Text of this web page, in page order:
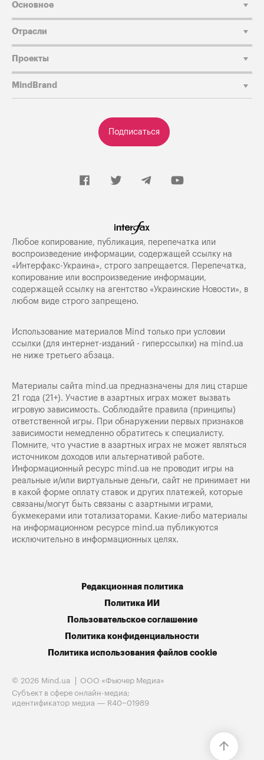
Подписаться
Основное
Отрасли
Проекты
MindBrand
Любое копирование, публикация, перепечатка или
воспроизведение информации, содержащей ссылку на
«Интерфакс-Украина», строго запрещается. Перепечатка,
копирование или воспроизведение информации,
содержащей ссылку на агентство «Украинские Новости», в
любом виде строго запрещено.
Использование материалов Mind только при условии
ссылки (для интернет-изданий - гиперссылки) на mind.ua
не ниже третьего абзаца.
Материалы сайта mind.ua предназначены для лиц старше
21 года (21+). Участие в азартных играх может вызвать
игровую зависимость. Соблюдайте правила (принципы)
ответственной игры. При обнаружении первых признаков
зависимости немедленно обратитесь к специалисту.
Помните, что участие в азартных играх не может являться
источником доходов или альтернативой работе.
Информационный ресурс mind.ua не проводит игры на
реальные и/или виртуальные деньги, сайт не принимает ни
в какой форме оплату ставок и других платежей, которые
связаны/могут быть связаны с азартными играми,
букмекерами или тотализаторами. Какие-либо материалы
на информационном ресурсе mind.ua публикуются
исключительно в информационных целях.
Редакционная политика
Политика ИИ
Пользовательское соглашение
Политика конфиденциальности
Политика использования файлов cookie
© 2026 Mind.ua
ООО «Фьючер Медиа»
Субъект в сфере онлайн-медиа;
идентификатор медиа — R40−01989